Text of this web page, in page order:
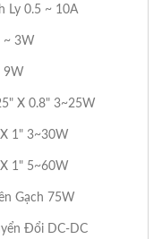
Ly 0.5 ~ 10A
~ 3W
9W
X 0.8" 3~25W
1" 3~30W
1" 5~60W
Gạch 75W
Đổi DC-DC